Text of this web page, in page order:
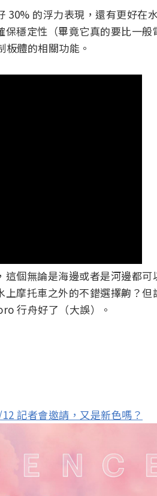
30% 的浮力表現，還有更好在
穩定性（畢竟它真的要比一般
體的相關功能。
個無論是海邊或者是河邊都
摩托車之外的不錯選擇齁？但
行舟好了（大誤）。
記者會邀請，又是新色嗎？